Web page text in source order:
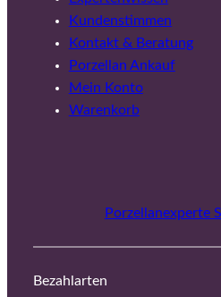
Kundenstimmen
Kontakt & Beratung
Porzellan Ankauf
Mein Konto
Warenkorb
Porzellanexperte
Bezahlarten